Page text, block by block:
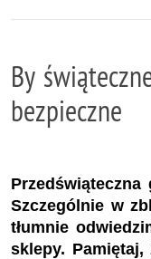
By
bezpieczne
Przedświąteczna
Szczególnie w
tłumnie
sklepy. Pamiętaj,